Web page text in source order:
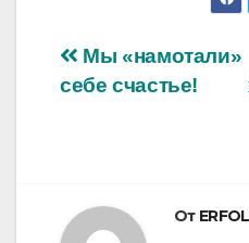
Навигация
Мы «намотали»
себе счастье!
От